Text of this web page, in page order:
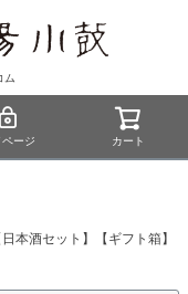
ム
ページ カート
本酒セット】【ギフト箱】